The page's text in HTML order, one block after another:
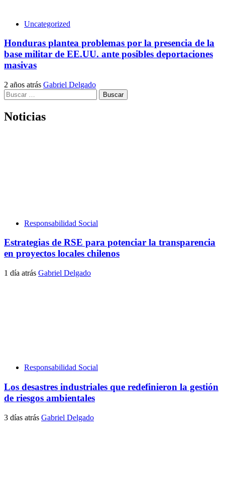
Uncategorized
Honduras plantea problemas por la presencia de la
base militar de EE.UU. ante posibles deportaciones
masivas
2 años atrás Gabriel Delgado
Buscar:
Noticias
Responsabilidad Social
Estrategias de RSE para potenciar la transparencia
en proyectos locales chilenos
1 día atrás Gabriel Delgado
Responsabilidad Social
Los desastres industriales que redefinieron la gestión
de riesgos ambientales
3 días atrás Gabriel Delgado